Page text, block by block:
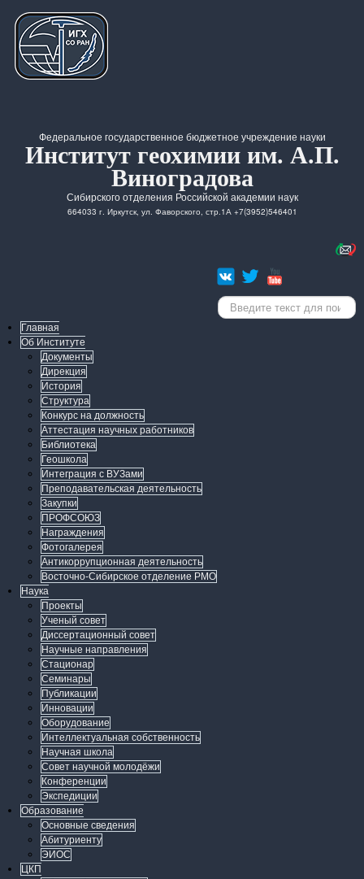
Федеральное государственное бюджетное учреждение науки
Институт геохимии им. А.П.
Виноградова
Сибирского отделения Российской академии наук
664033 г. Иркутск, ул. Фаворского, стр.1А +7(3952)546401
Искать...
Главная
Об Институте
Документы
Дирекция
История
Структура
Конкурс на должность
Аттестация научных работников
Библиотека
Геошкола
Интеграция с ВУЗами
Преподавательская деятельность
Закупки
ПРОФСОЮЗ
Награждения
Фотогалерея
Антикоррупционная деятельность
Восточно-Сибирское отделение РМО
Наука
Проекты
Ученый совет
Диссертационный совет
Научные направления
Стационар
Семинары
Публикации
Инновации
Оборудование
Интеллектуальная собственность
Научная школа
Совет научной молодёжи
Конференции
Экспедиции
Образование
Основные сведения
Абитуриенту
ЭИОС
ЦКП